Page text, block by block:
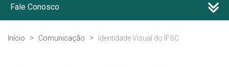
Fale Conosco
Perguntas frequentes
Início Comunicação Identidade Visual do IFSC